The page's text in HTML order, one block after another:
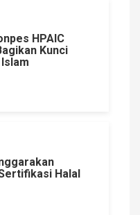
HPAIC
Kunci
Halal